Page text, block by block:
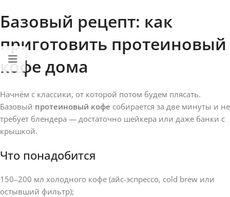
Базовый рецепт: как
приготовить протеиновый
кофе дома
Начнём с классики, от которой потом будем плясать.
Базовый протеиновый кофе собирается за две минуты и не
требует блендера — достаточно шейкера или даже банки с
крышкой.
Что понадобится
150–200 мл холодного кофе (айс-эспрессо, cold brew или
остывший фильтр);